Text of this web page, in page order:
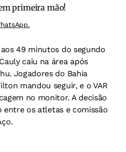
primeira mão!
49 minutos do segundo
caiu na área após
Jogadores do Bahia
mandou seguir, e o VAR
no monitor. A decisão
os atletas e comissão